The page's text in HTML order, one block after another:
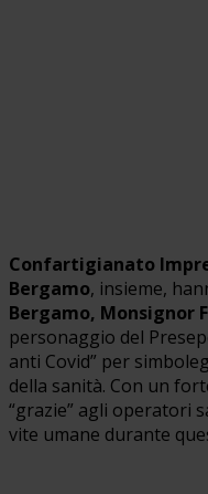
Confartigianato
Bergamo, insieme,
Bergamo, Monsignor
personaggio del
anti Covid” per
della sanità. Con un
“grazie” agli operatori
vite umane durante